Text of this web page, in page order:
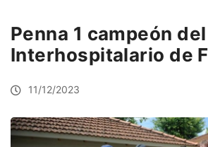
Penna 1 campeón
Interhospitalario de
11/12/2023